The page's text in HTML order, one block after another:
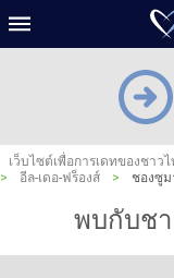
เว็บไซต์เพื่อการเดทของชาวไ
>
อีล-เดอ-ฟร็องส์ > ชองซูม
พบกับช